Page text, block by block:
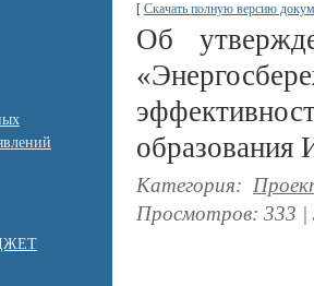
[ Скачать полную версию
Об
образования
Категория:
Просмотров: 333 |